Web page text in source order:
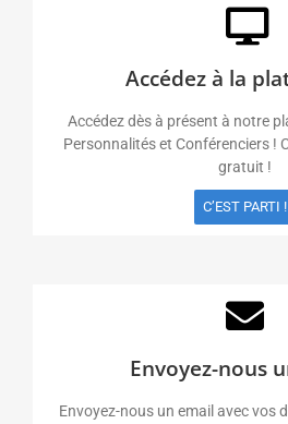
Accédez à la
Accédez dès à présent à notre
Personnalités et Conférenciers !
gratuit !
C’EST PARTI !
Envoyez-nous
Envoyez-nous un email avec vos